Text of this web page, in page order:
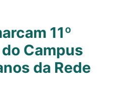
11º
Campus
da Rede